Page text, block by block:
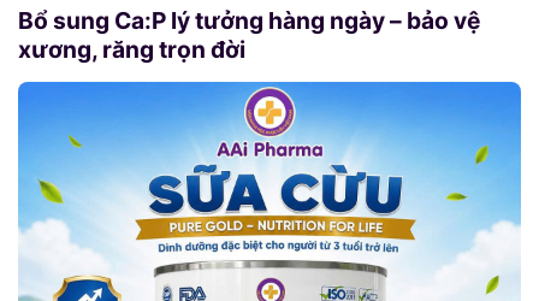
Bổ sung Ca:P lý tưởng hàng ngày – bảo vệ
xương, răng trọn đời